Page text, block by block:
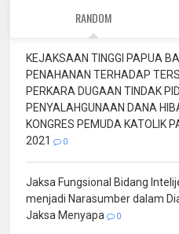
RANDOM
KEJAKSAAN TINGGI PAPUA
PENAHANAN TERHADAP
PERKARA DUGAAN TINDAK
PENYALAHGUNAAN DANA
KONGRES PEMUDA KATOLIK
2021
0
Jaksa Fungsional Bidang
menjadi Narasumber dalam
Jaksa Menyapa
0